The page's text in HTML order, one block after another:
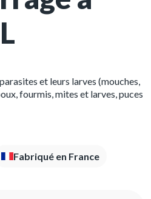
et leurs larves (mouches,
fourmis, mites et larves, puces
Fabriqué en France